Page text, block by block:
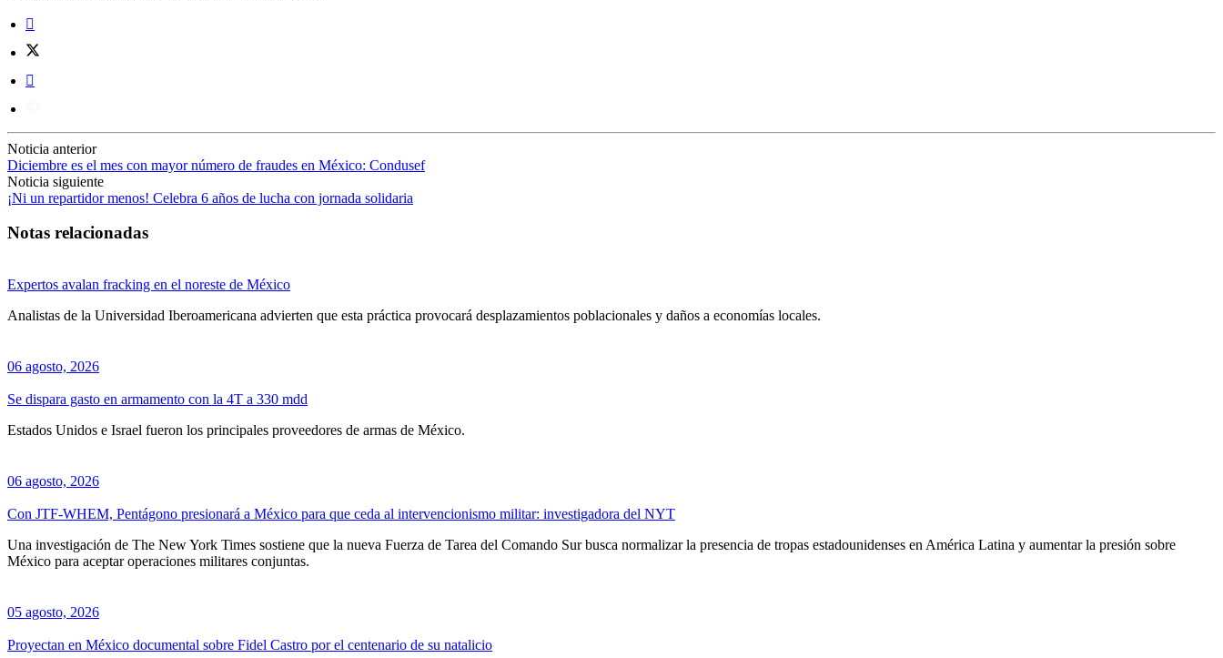
Noticia anterior
Diciembre es el mes con mayor número de fraudes en México: Condusef
Noticia siguiente
¡Ni un repartidor menos! Celebra 6 años de lucha con jornada solidaria
Notas relacionadas
Expertos avalan fracking en el noreste de México
Analistas de la Universidad Iberoamericana advierten que esta práctica provocará desplazamientos poblacionales y daños a economías locales.
06 agosto, 2026
Se dispara gasto en armamento con la 4T a 330 mdd
Estados Unidos e Israel fueron los principales proveedores de armas de México.
06 agosto, 2026
Con JTF-WHEM, Pentágono presionará a México para que ceda al intervencionismo militar: investigadora del NYT
Una investigación de The New York Times sostiene que la nueva Fuerza de Tarea del Comando Sur busca normalizar la presencia de tropas estadounidenses en América Latina y aumentar la presión sobre
México para aceptar operaciones militares conjuntas.
05 agosto, 2026
Proyectan en México documental sobre Fidel Castro por el centenario de su natalicio